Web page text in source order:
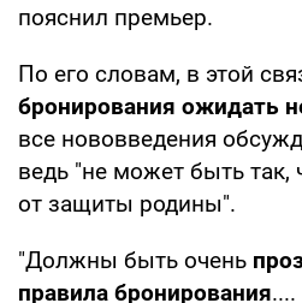
пояснил премьер.
По его словам, в этой
бронирования ожидать
все нововведения
ведь "не может быть так,
от защиты родины".
"Должны быть очень
правила бронирования